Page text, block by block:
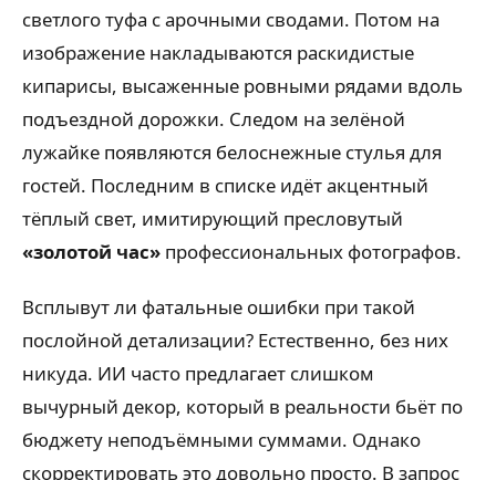
светлого туфа с арочными сводами. Потом на
изображение накладываются раскидистые
кипарисы, высаженные ровными рядами вдоль
подъездной дорожки. Следом на зелёной
лужайке появляются белоснежные стулья для
гостей. Последним в списке идёт акцентный
тёплый свет, имитирующий пресловутый
«золотой час» профессиональных фотографов.
Всплывут ли фатальные ошибки при такой
послойной детализации? Естественно, без них
никуда. ИИ часто предлагает слишком
вычурный декор, который в реальности бьёт по
бюджету неподъёмными суммами. Однако
скорректировать это довольно просто. В запрос